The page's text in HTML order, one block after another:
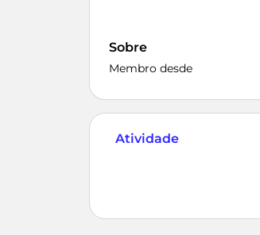
Sobre
Membro desde
Atividade